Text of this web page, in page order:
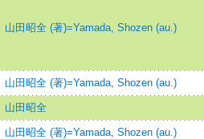
山田昭全 (著)=Yamada, Shozen (au.)
山田昭全 (著)=Yamada, Shozen (au.)
山田昭全
山田昭全 (著)=Yamada, Shozen (au.)